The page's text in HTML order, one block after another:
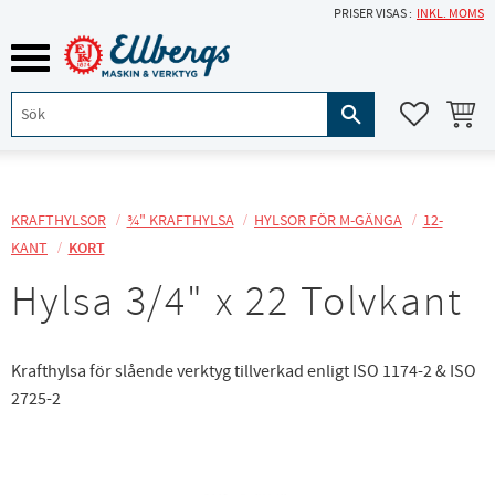
Meny
PRISER VISAS INKL. MOMS
KRAFTHYLSOR ¾" KRAFTHYLSA HYLSOR FÖR M-GÄNGA
12-
KANT
KORT
Hylsa 3/4" x 22 Tolvkant
Krafthylsa för slående verktyg tillverkad enligt ISO 1174-2 & ISO
2725-2